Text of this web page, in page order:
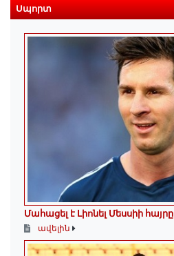
Սպորտ
Մահացել է Լիոնել Մեսսիի հայրը
ավելին